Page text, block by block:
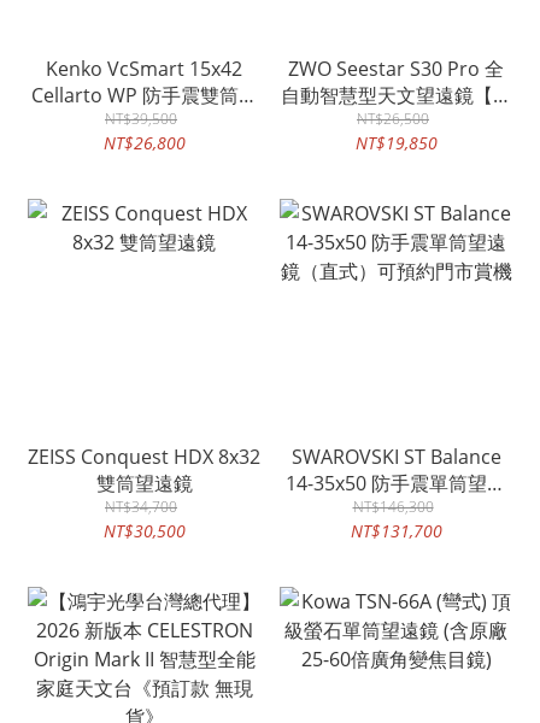
Kenko VcSmart 15x42
Cellarto WP 防手震雙筒望
遠鏡
NT$39,500
NT$26,800
ZWO Seestar S30 Pro 全
自動智慧型天文望遠鏡【現
貨供應中，請認明鴻宇光學
總代理公司貨】
NT$26,500
NT$19,850
ZEISS Conquest HDX 8x32
雙筒望遠鏡
NT$34,700
NT$30,500
SWAROVSKI ST Balance
14-35x50 防手震單筒望遠
鏡（直式）可預約門市賞機
NT$146,300
NT$131,700